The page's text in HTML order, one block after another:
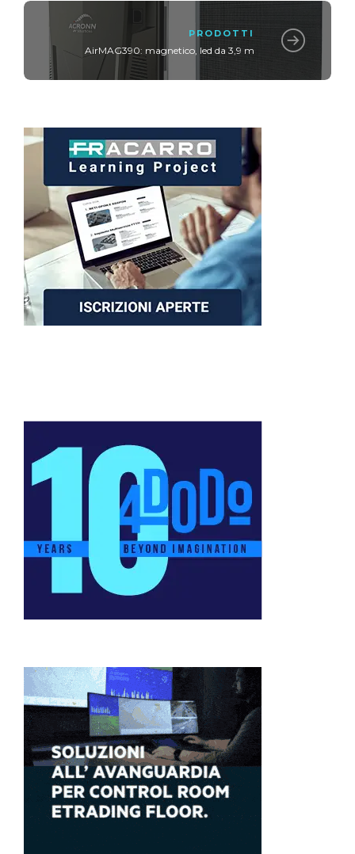
PRODOTTI
AirMAG390: magnetico, led da 3,9 m